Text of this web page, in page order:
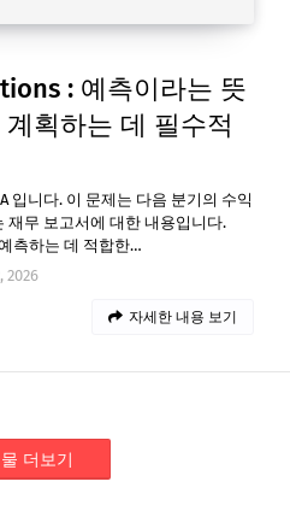
: 예측이라는 뜻
획하는 데 필수적
입니다. 이 문제는 다음 분기의 수익
재무 보고서에 대한 내용입니다.
측하는 데 적합한…
2026
자세한 내용 보기
더보기